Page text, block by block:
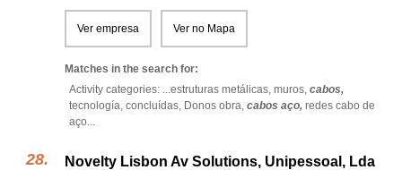
Ver empresa Ver no Mapa
Matches in the search for:
Activity categories: ...estruturas metálicas, muros, cabos,
tecnología, concluídas, Donos obra, cabos aço, redes cabo de
aço...
Novelty Lisbon Av Solutions, Unipessoal, Lda